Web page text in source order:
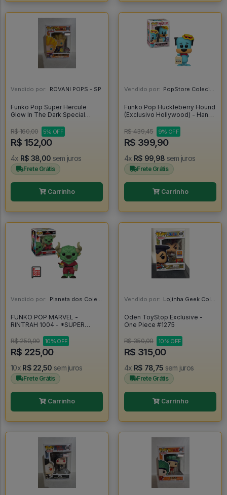
Vendido por: ROVANI POPS - SP
Funko Pop Super Hercule
Glow In The Dark Special
R$ 160,00
5% OFF
R$ 152,00
4x R$ 38,00 sem juros
Frete Grátis
Carrinho
Vendido por: PopStore Colecionáveis - MG
Funko Pop Huckleberry Hound
(Exclusivo Hollywood) - Hanna
#678
R$ 439,45 9% OFF
R$ 399,90
4x R$ 99,98 sem juros
Frete Grátis
Carrinho
Vendido por: Planeta dos Colecionáveis - SP
FUNKO POP MARVEL -
RINTRAH 1004 - *SUPER
MULTIVERSE OF MADNESS -
Funko POP! #1004
R$ 250,00 10% OFF
R$ 225,00
10x R$ 22,50 sem juros
Frete Grátis
Carrinho
Vendido por: Lojinha Geek Colecionáveis - DF
Oden ToyStop Exclusive -
One Piece #1275
R$ 350,00 10% OFF
R$ 315,00
4x R$ 78,75 sem juros
Frete Grátis
Carrinho